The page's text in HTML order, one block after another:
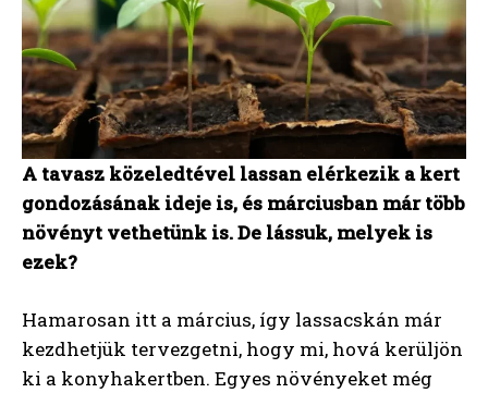
A tavasz közeledtével lassan elérkezik a kert
gondozásának ideje is, és márciusban már több
növényt vethetünk is. De lássuk, melyek is
ezek?
Hamarosan itt a március, így lassacskán már
kezdhetjük tervezgetni, hogy mi, hová kerüljön
ki a konyhakertben. Egyes növényeket még